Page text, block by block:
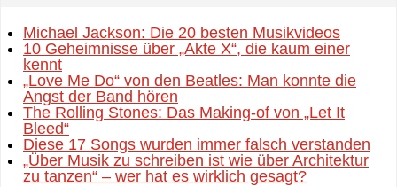
Michael Jackson: Die 20 besten Musikvideos
10 Geheimnisse über „Akte X“, die kaum einer
kennt
„Love Me Do“ von den Beatles: Man konnte die
Angst der Band hören
The Rolling Stones: Das Making-of von „Let It
Bleed“
Diese 17 Songs wurden immer falsch verstanden
„Über Musik zu schreiben ist wie über Architektur
zu tanzen“ – wer hat es wirklich gesagt?